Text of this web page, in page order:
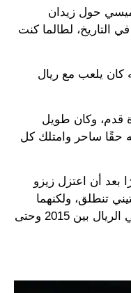
حول زيدان
التاريخ، لطالما كنت
كان يلعب مع ريال
قدم، وكان طويل
حقًا ساحر وامتلك كل
بعد أن اعتزل زيزو
تنطلق، ولكنهما
تنافسا بعد ذلك عندما درّب الفرنسي الريال بين 2015 وحتى